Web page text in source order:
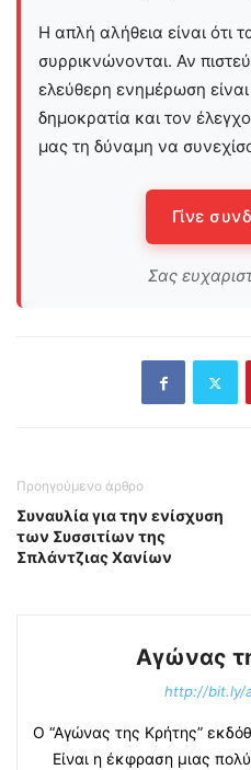
Η απλή αλήθεια είναι ότι
συρρικνώνονται. Αν
ελεύθερη ενημέρωση
δημοκρατία και τον
μας τη δύναμη να
Γίνε
Σας
Προηγούμενο άρθρο
Συναυλία για την ενίσχυση
των Συσσιτίων της
Σπλάντζιας Χανίων
Αγώνας
http://bit.ly/
Ο “Αγώνας της Κρήτης”
Είναι η έκφραση μιας